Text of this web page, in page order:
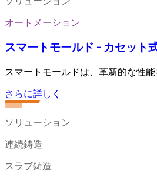
オートメーション
スマートモールド - カセット
スマートモールドは、革新的な性
さらに詳しく
ソリューション
連続鋳造
スラブ鋳造